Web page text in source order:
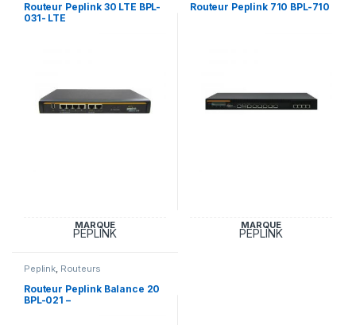
Routeur Peplink 30 LTE BPL-
031- LTE
MARQUE
PEPLINK
Routeur Peplink 710 BPL-710
MARQUE
PEPLINK
Peplink, Routeurs
Routeur Peplink Balance 20
BPL-021 –